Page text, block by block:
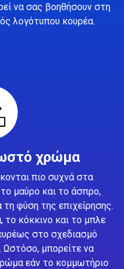
να σας βοηθήσουν στη
λογότυπου κουρέα.
χρώμα
πιο συχνά στα
μαύρο και το άσπρο,
φύση της επιχείρησης.
κόκκινο και το μπλε
στο σχεδιασμό
Ωστόσο, μπορείτε να
εάν το κομμωτήριο